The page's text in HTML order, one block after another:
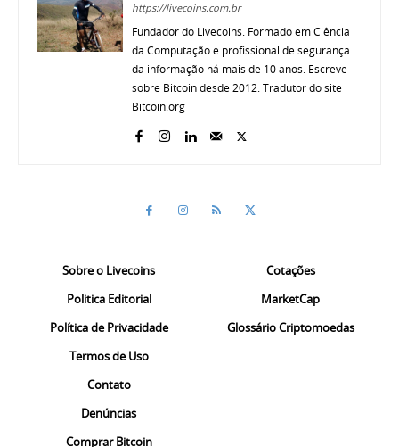
https://livecoins.com.br
Fundador do Livecoins. Formado em Ciência
da Computação e profissional de segurança
da informação há mais de 10 anos. Escreve
sobre Bitcoin desde 2012. Tradutor do site
Bitcoin.org
Sobre o Livecoins
Politica Editorial
Política de Privacidade
Termos de Uso
Contato
Denúncias
Comprar Bitcoin
Cotações
MarketCap
Glossário Criptomoedas